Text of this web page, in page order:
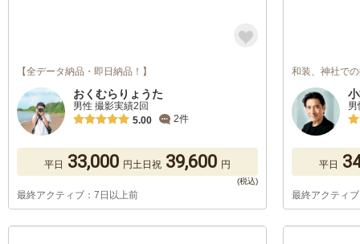
【全データ納品・即日納品！】
おくむらりょうた
男性 撮影実績2回
5.00
2件
平日 33,000 円土日祝 39,600 円
最終アクティブ：7日以上前
和装、神社で
男
平日
最終アクティ